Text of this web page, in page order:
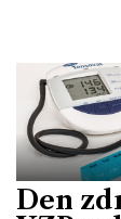
Den